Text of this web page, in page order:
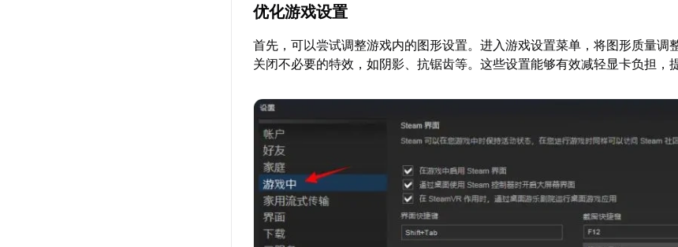
优化游戏设置
首先，可以尝试调整游戏内的图形设置。进入游戏设置菜单，将图形质量调
关闭不必要的特效，如阴影、抗锯齿等。这些设置能够有效减轻显卡负担，